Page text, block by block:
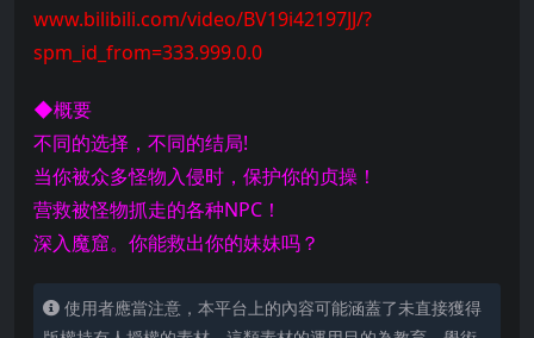
www.bilibili.com/video/BV19i42197JJ/?
spm_id_from=333.999.0.0
◆概要
不同的选择，不同的结局!
当你被众多怪物入侵时，保护你的贞操！
营救被怪物抓走的各种NPC！
深入魔窟。你能救出你的妹妹吗？
使用者應當注意，本平台上的內容可能涵蓋了未直接獲得